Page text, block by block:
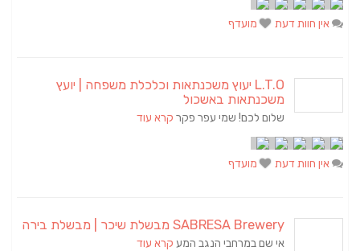
אין חוות דעת מועדף
L.T.O יעוץ משכנתאות וכלכלת משפחה | יועץ
משכנתאות באשכול
שלום לכם! שמי עפר פקר קרא עוד
אין חוות דעת מועדף
SABRESA Brewery מבשלת שיכר | מבשלת בירה
אי שם במרחבי הנגב המע קרא עוד